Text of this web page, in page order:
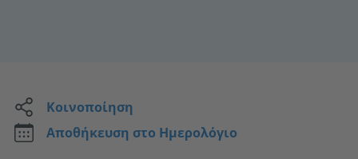
Κοινοποίηση
Αποθήκευση στο Ημερολόγιο